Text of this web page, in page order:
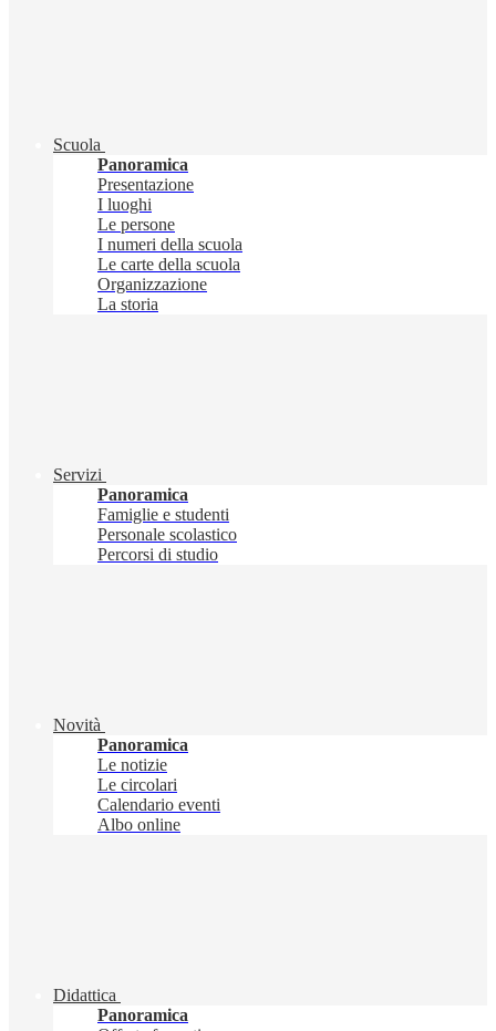
Scuola
Panoramica
Presentazione
I luoghi
Le persone
I numeri della scuola
Le carte della scuola
Organizzazione
La storia
Servizi
Panoramica
Famiglie e studenti
Personale scolastico
Percorsi di studio
Novità
Panoramica
Le notizie
Le circolari
Calendario eventi
Albo online
Didattica
Panoramica